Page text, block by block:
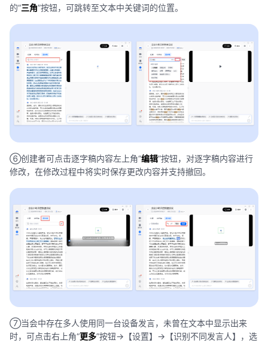
的“三角”按钮，可跳转至文本中关键词的位置。
⑥创建者可点击逐字稿内容左上角“编辑”按钮，对逐字稿内容进行
修改，在修改过程中将实时保存更改内容并支持撤回。
⑦当会中存在多人使用同一台设备发言，未曾在文本中显示出来
时，可点击右上角“更多”按钮->【设置】->【识别不同发言人】，选